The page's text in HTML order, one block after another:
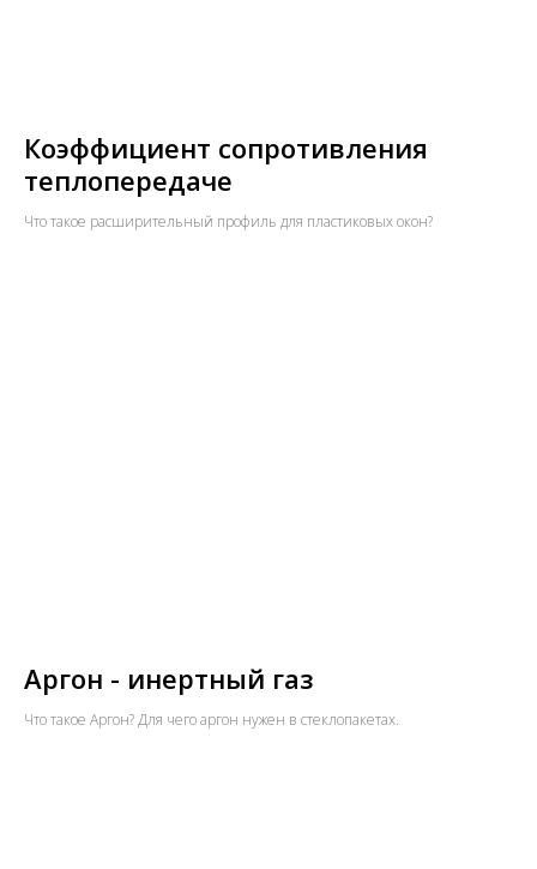
Коэффициент сопротивления
теплопередаче
Что такое расширительный профиль для пластиковых окон?
Аргон - инертный газ
Что такое Аргон? Для чего аргон нужен в стеклопакетах.